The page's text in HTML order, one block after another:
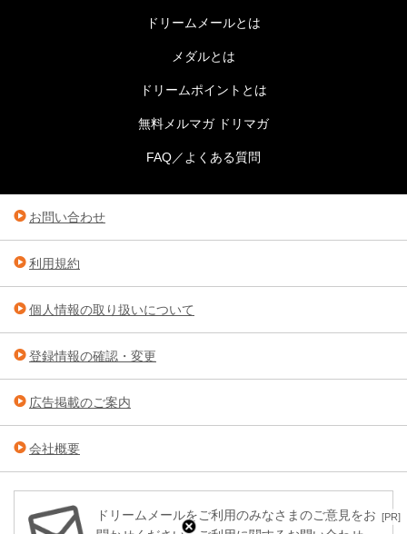
[PR]
ドリームメールとは
メダルとは
ドリームポイントとは
無料メルマガ ドリマガ
FAQ／よくある質問
お問い合わせ
利用規約
個人情報の取り扱いについて
登録情報の確認・変更
広告掲載のご案内
会社概要
ドリームメールをご利用のみなさまのご意見をお